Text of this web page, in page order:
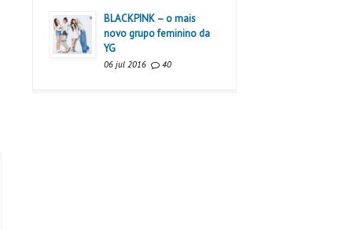
BLACKPINK – o mais
novo grupo feminino da
YG
06 jul 2016 40